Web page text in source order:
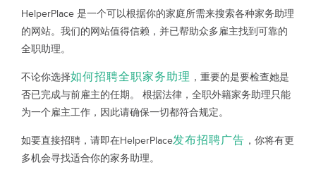
HelperPlace 是一个可以根据你的家庭所需来搜索各种家务助理
的网站。我们的网站值得信赖，并已帮助众多雇主找到可靠的
全职助理。
不论你选择如何招聘全职家务助理 ，重要的是要检查她是
否已完成与前雇主的任期。 根据法律，全职外籍家务助理只能
为一个雇主工作，因此请确保一切都符合规定。
如要直接招聘，请即在HelperPlace发布招聘广告 ，你将有更
多机会寻找适合你的家务助理。